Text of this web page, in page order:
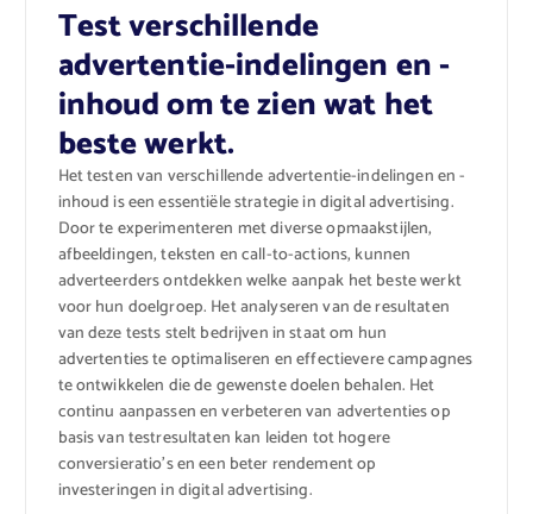
Test verschillende
advertentie-indelingen en -
inhoud om te zien wat het
beste werkt.
Het testen van verschillende advertentie-indelingen en -
inhoud is een essentiële strategie in digital advertising.
Door te experimenteren met diverse opmaakstijlen,
afbeeldingen, teksten en call-to-actions, kunnen
adverteerders ontdekken welke aanpak het beste werkt
voor hun doelgroep. Het analyseren van de resultaten
van deze tests stelt bedrijven in staat om hun
advertenties te optimaliseren en effectievere campagnes
te ontwikkelen die de gewenste doelen behalen. Het
continu aanpassen en verbeteren van advertenties op
basis van testresultaten kan leiden tot hogere
conversieratio’s en een beter rendement op
investeringen in digital advertising.